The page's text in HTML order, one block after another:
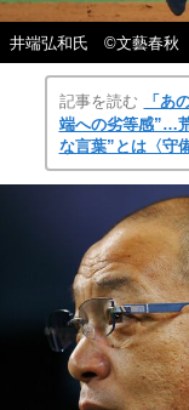
井端弘和氏 ©文藝春秋
記事を読む
「あ
端への劣等感”…
な言葉”とは〈守